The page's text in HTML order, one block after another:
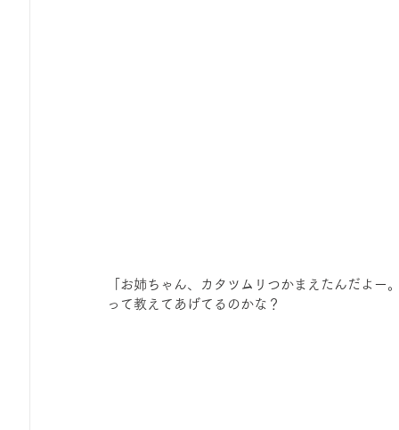
「お姉ちゃん、カタツムリつかまえたんだよー
って教えてあげてるのかな？